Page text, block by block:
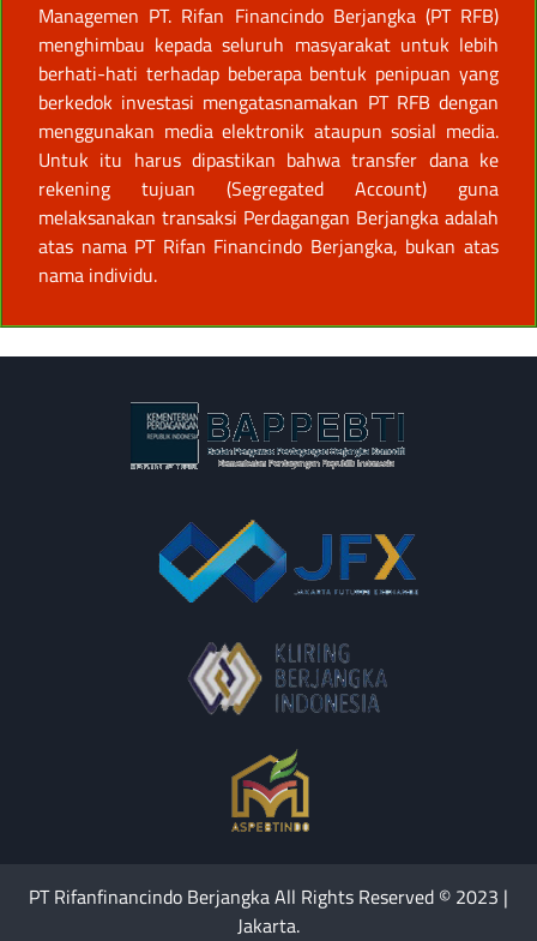
Managemen PT. Rifan Financindo Berjangka (PT RFB)
menghimbau kepada seluruh masyarakat untuk lebih
berhati-hati terhadap beberapa bentuk penipuan yang
berkedok investasi mengatasnamakan PT RFB dengan
menggunakan media elektronik ataupun sosial media.
Untuk itu harus dipastikan bahwa transfer dana ke
rekening tujuan (Segregated Account) guna
melaksanakan transaksi Perdagangan Berjangka adalah
atas nama PT Rifan Financindo Berjangka, bukan atas
nama individu.
PT Rifanfinancindo Berjangka All Rights Reserved © 2023 |
Jakarta.